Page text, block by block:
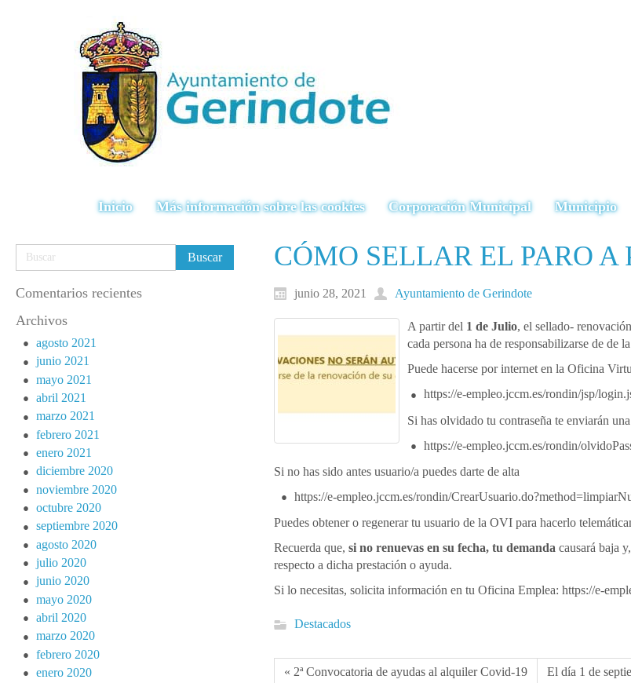
Inicio Más información sobre las cookies Corporación Municipal Municipio
Comentarios recientes
Archivos
agosto 2021
junio 2021
mayo 2021
abril 2021
marzo 2021
febrero 2021
enero 2021
diciembre 2020
noviembre 2020
octubre 2020
septiembre 2020
agosto 2020
julio 2020
junio 2020
mayo 2020
abril 2020
marzo 2020
febrero 2020
enero 2020
CÓMO SELLAR EL PARO A
junio 28, 2021 Ayuntamiento de Gerindote
A partir del 1 de Julio, el sellado-
cada persona ha de responsabilizarse de de
Puede hacerse por internet en la Oficina
https://e-empleo.jccm.es/rondin/jsp/
Si has olvidado tu contraseña te enviarán
https://e-empleo.jccm.es/rondin/
Si no has sido antes usuario/a puedes darte de alta
https://e-empleo.jccm.es/rondin/
Puedes obtener o regenerar tu usuario de la OVI para hacerlo
Recuerda que, si no renuevas en su fecha, tu demanda causará baja
respecto a dicha prestación o ayuda.
Si lo necesitas, solicita información en tu Oficina Emplea: https://e-
Destacados
« 2ª Convocatoria de ayudas al alquiler Covid-19 El día 1 de